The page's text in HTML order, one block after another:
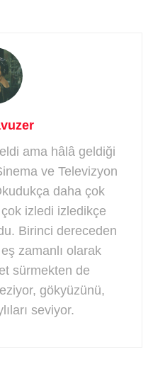
ama hâlâ geldiği
ve Televizyon
daha çok
izledi izledikçe
Birinci dereceden
zamanlı olarak
sürmekten de
gökyüzünü,
seviyor.